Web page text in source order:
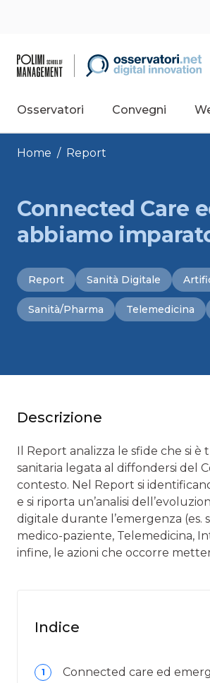
Osservatori Convegni
Home / Report
Connected Care
abbiamo
Report Sanità Digitale
Sanità/Pharma Telemedicina
Descrizione
Il Report analizza le sfide che si
sanitaria legata al diffondersi del
contesto. Nel Report si
e si riporta un’analisi
digitale durante l’emergenza
medico-paziente, Telemedicina,
infine, le azioni che occorre
Indice
1 Connected care ed